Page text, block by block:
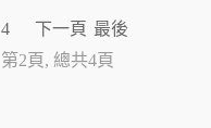
4 下一頁 最後
第2頁, 總共4頁